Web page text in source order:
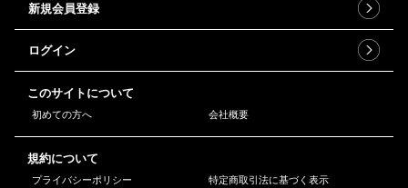
新規会員登録
ログイン
このサイトについて
初めての方へ 会社概要
規約について
プライバシーポリシー 特定商取引法に基づく表示